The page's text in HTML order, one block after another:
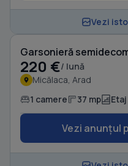
Vezi
Garsonieră
220 €/ lună
Micălaca, Arad
1 camere 37 mp Etaj
Vezi anunțul